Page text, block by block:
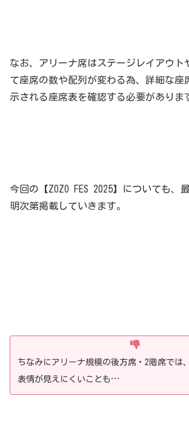
なお、アリーナ席はステージレイアウト
て座席の数や配列が変わる為、詳細な座
示される座席表を確認する必要がありま
今回の【ZOZO FES 2025】についても、
明次第掲載していきます。
ちなみにアリーナ規模の後方席・2階席では
表情が見えにくいことも…